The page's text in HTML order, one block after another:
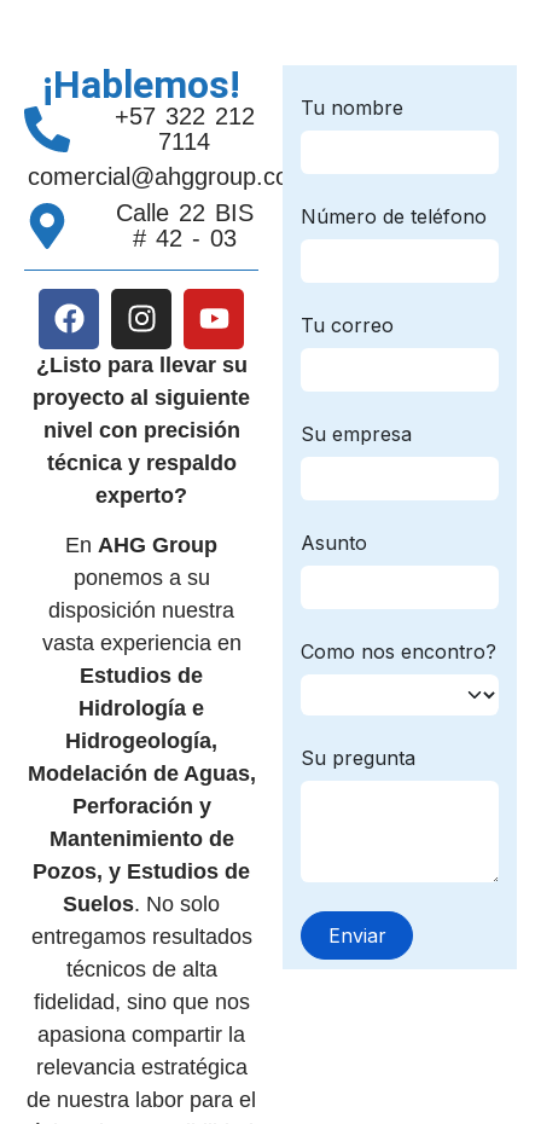
¡Hablemos!
+57 322 212
7114
comercial@ahggroup.com.co
Calle 22 BIS
# 42 - 03
¿Listo para llevar su
proyecto al siguiente
nivel con precisión
técnica y respaldo
experto?
En AHG Group
ponemos a su
disposición nuestra
vasta experiencia en
Estudios de
Hidrología e
Hidrogeología,
Modelación de Aguas,
Perforación y
Mantenimiento de
Pozos, y Estudios de
Suelos. No solo
entregamos resultados
técnicos de alta
fidelidad, sino que nos
apasiona compartir la
relevancia estratégica
de nuestra labor para el